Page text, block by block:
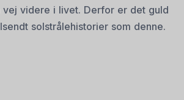
videre i livet. Derfor er det guld
solstrålehistorier som denne.